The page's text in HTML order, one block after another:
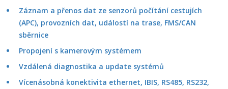
Záznam a přenos dat ze senzorů počítání cestujích
(APC), provozních dat, událostí na trase, FMS/CAN
sběrnice
Propojení s kamerovým systémem
Vzdálená diagnostika a update systémů
Vícenásobná konektivita ethernet, IBIS, RS485, RS232,